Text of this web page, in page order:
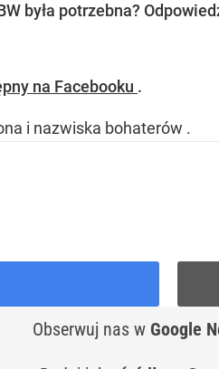
była potrzebna?
na Facebooku .
i nazwiska bohaterów .
Obserwuj nas w Google